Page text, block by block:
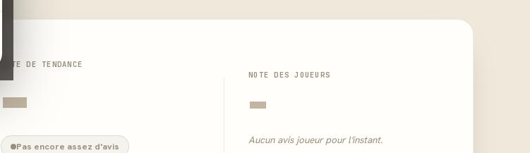
NOTE DE TENDANCE
-
Pas encore assez d'avis
NOTE DES JOUEURS
-
Aucun avis joueur pour l'instant.